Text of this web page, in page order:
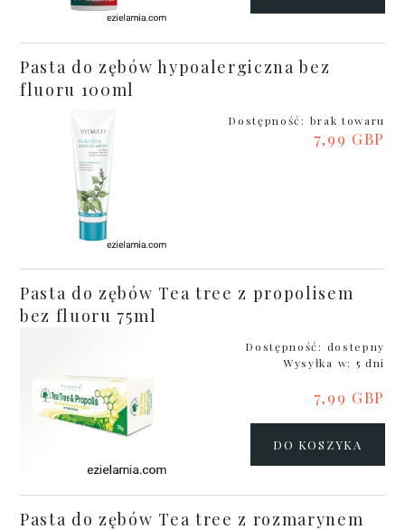
Pasta do zębów hypoalergiczna bez
fluoru 100ml
Dostępność: brak towaru
7,99 GBP
Pasta do zębów Tea tree z propolisem
bez fluoru 75ml
Dostępność: dostepny
Wysyłka w: 5 dni
7,99 GBP
DO KOSZYKA
Pasta do zębów Tea tree z rozmarynem